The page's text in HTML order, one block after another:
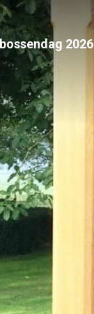
2026